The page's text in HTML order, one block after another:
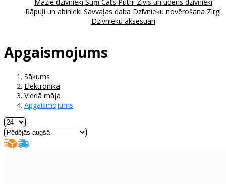
Rāpuļi un abinieki Savvaļas daba Dzīvnieku novērošana Zirgi
Dzīvnieku aksesuāri
Apgaismojums
Sākums
Elektronika
Viedā māja
Apgaismojums